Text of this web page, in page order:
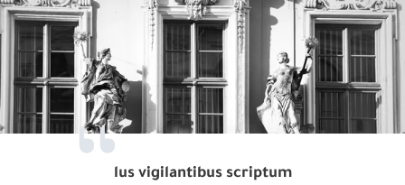
lus vigilantibus scriptum